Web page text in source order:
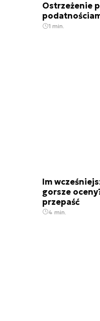
Ostrzeżenie
1 min.
Im
gorsze
przepaść
4 min.